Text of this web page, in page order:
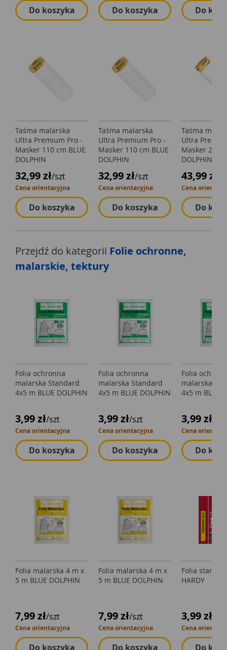
Do koszyka Do koszyka Do
Taśma malarska
Ultra Premium Pro -
Masker 110 cm BLUE
DOLPHIN
32,99 zł/szt
Cena orientacyjna
Do koszyka
Taśma malarska
Ultra Premium Pro -
Masker 110 cm BLUE
DOLPHIN
32,99 zł/szt
Cena orientacyjna
Do koszyka
Taśma
Ultra
Masker 210
DOLPHIN
43,99 zł
Cena
Do
Przejdź do kategorii Folie ochronne,
malarskie, tektury
Folia ochronna
malarska Standard
4x5 m BLUE DOLPHIN
3,99 zł/szt
Cena orientacyjna
Do koszyka
Folia ochronna
malarska Standard
4x5 m BLUE DOLPHIN
3,99 zł/szt
Cena orientacyjna
Do koszyka
Folia
malarska
4x5 m BLUE
3,99 zł
Cena
Do
Folia malarska 4 m x
5 m BLUE DOLPHIN
7,99 zł/szt
Cena orientacyjna
Do koszyka
Folia malarska 4 m x
5 m BLUE DOLPHIN
7,99 zł/szt
Cena orientacyjna
Do koszyka
Folia
HARDY
3,99 zł
Cena
Do